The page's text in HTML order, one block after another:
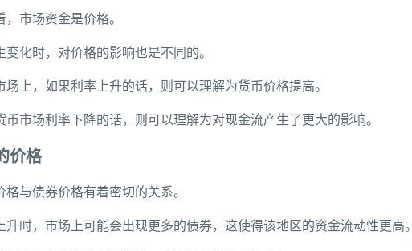
，市场资金是价格。
变化时，对价格的影响也是不同的。
场上，如果利率上升的话，则可以理解为货币价格提高。
币市场利率下降的话，则可以理解为对现金流产生了更大的影响。
价格
格与债券价格有着密切的关系。
升时，市场上可能会出现更多的债券，这使得该地区的资金流动性更高。